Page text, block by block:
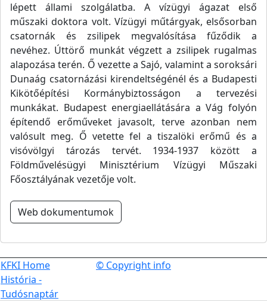
lépett állami szolgálatba. A vízügyi ágazat első
műszaki doktora volt. Vízügyi műtárgyak, elsősorban
csatornák és zsilipek megvalósítása fűződik a
nevéhez. Úttörő munkát végzett a zsilipek rugalmas
alapozása terén. Ő vezette a Sajó, valamint a soroksári
Dunaág csatornázási kirendeltségénél és a Budapesti
Kikötőépítési Kormánybiztosságon a tervezési
munkákat. Budapest energiaellátására a Vág folyón
építendő erőműveket javasolt, terve azonban nem
valósult meg. Ő vetette fel a tiszalöki erőmű és a
visóvölgyi tározás tervét. 1934-1937 között a
Földművelésügyi Minisztérium Vízügyi Műszaki
Főosztályának vezetője volt.
Web dokumentumok
KFKI Home
História -
Tudósnaptár
© Copyright info